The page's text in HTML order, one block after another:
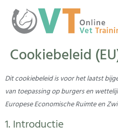
Cookiebeleid
Dit cookiebeleid is voor het laatst
van toepassing op burgers en
Europese Economische Ruimte en
1. Introductie